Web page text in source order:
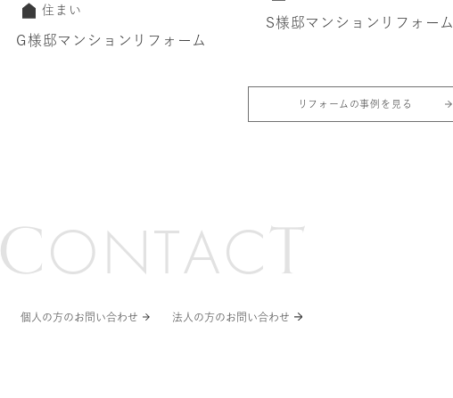
住まい
G様邸マンションリフォーム
S様邸マンションリフォーム
リフォームの事例を見る
CONTACT
個人の方のお問い合わせ 法人の方のお問い合わせ